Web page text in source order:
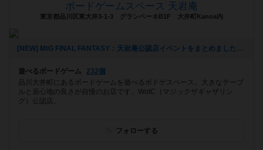
ボードゲームスペース 天岩庵
東京都品川区東大井3-1-3 グランベーネB1F 大井町Kanoa内
[NEW] MtG FINAL FANTASY：天岩庵公認店イベントをまとめました（2025年06月09日 17時21分）
遊べるボードゲーム
232個
品川大井町にあるボードゲームを遊べるボドゲスペース。大きなテーブ
ルと居心地の良さが自慢のお店です。WotC（マジックザギャザリン
グ）公認店。
フォローする